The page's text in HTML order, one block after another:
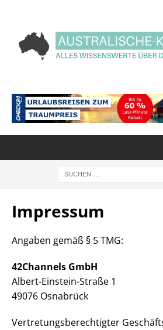
Impressum
Angaben gemäß § 5 TMG:
42Channels GmbH
Albert-Einstein-Straße 1
49076 Osnabrück
Vertretungsberechtigter